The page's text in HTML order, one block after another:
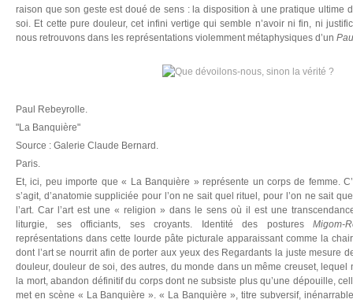
raison que son geste est doué de sens : la disposition à une pratique ultime
soi. Et cette pure douleur, cet infini vertige qui semble n’avoir ni fin, ni
nous retrouvons dans les représentations violemment métaphysiques d’un
Paul Rebeyrolle.
"La Banquière"
Source : Galerie Claude Bernard.
Paris.
Et, ici, peu importe que « La Banquière » représente un corps de femme.
s’agit, d’anatomie suppliciée pour l’on ne sait quel rituel, pour l’on ne sait
l’art. Car l’art est une « religion » dans le sens où il est une
liturgie, ses officiants, ses croyants. Identité des postures Migom-
représentations dans cette lourde pâte picturale apparaissant comme la
dont l’art se nourrit afin de porter aux yeux des Regardants la juste mesure
douleur, douleur de soi, des autres, du monde dans un même creuset, lequel
la mort, abandon définitif du corps dont ne subsiste plus qu’une dépouille,
met en scène « La Banquière ». « La Banquière », titre subversif,